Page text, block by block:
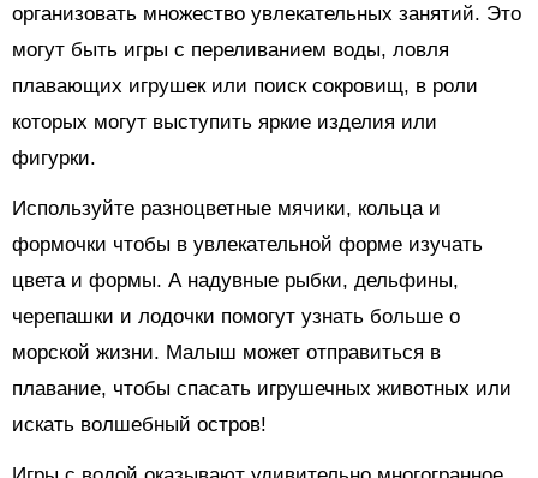
организовать множество увлекательных занятий. Это
могут быть игры с переливанием воды, ловля
плавающих игрушек или поиск сокровищ, в роли
которых могут выступить яркие изделия или
фигурки.
Используйте разноцветные мячики, кольца и
формочки чтобы в увлекательной форме изучать
цвета и формы. А надувные рыбки, дельфины,
черепашки и лодочки помогут узнать больше о
морской жизни. Малыш может отправиться в
плавание, чтобы спасать игрушечных животных или
искать волшебный остров!